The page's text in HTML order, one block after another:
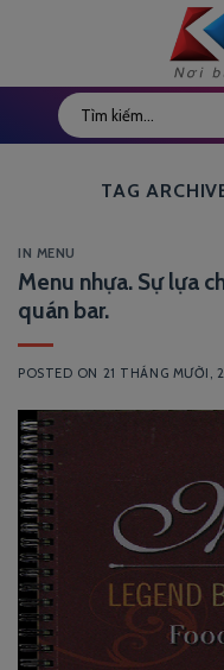
TAG
IN MENU
Menu nhựa. Sự lựa
quán bar.
POSTED ON 21 THÁNG MƯỜI,